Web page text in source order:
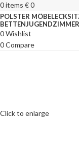
0items €0
POLSTER MÖBEL
BETTENJUGENDZIMMER
0Wishlist
0Compare
Click to enlarge